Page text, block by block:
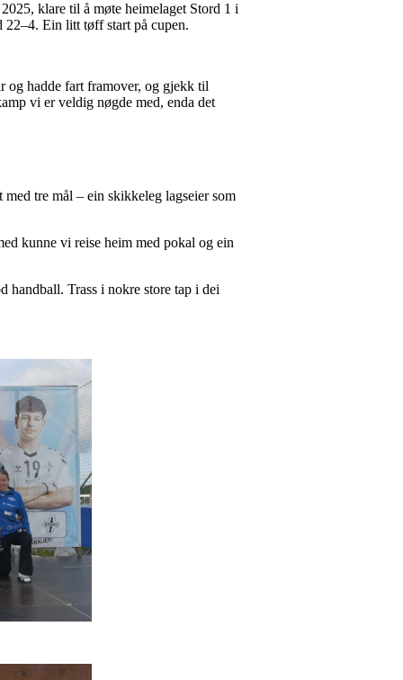
klare til å møte heimelaget Stord 1 i
22–4. Ein litt tøff start på cupen.
og hadde fart framover, og gjekk til
vi er veldig nøgde med, enda det
tre mål – ein skikkeleg lagseier som
kunne vi reise heim med pokal og ein
handball. Trass i nokre store tap i dei